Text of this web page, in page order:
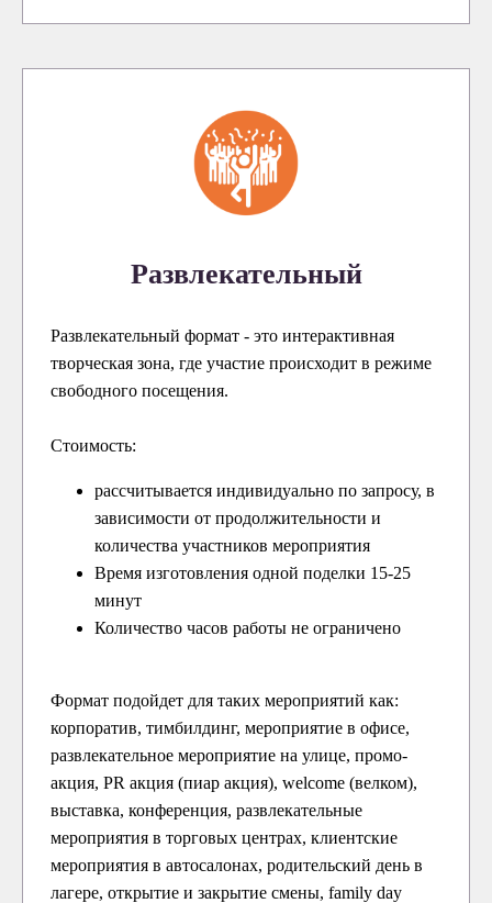
Развлекательный
Развлекательный формат - это интерактивная
творческая зона, где участие происходит в режиме
свободного посещения.
Стоимость:
рассчитывается индивидуально по запросу, в
зависимости от продолжительности и
количества участников мероприятия
Время изготовления одной поделки 15-25
минут
Количество часов работы не ограничено
Формат подойдет для таких мероприятий как:
корпоратив, тимбилдинг, мероприятие в офисе,
развлекательное мероприятие на улице, промо-
акция, PR акция (пиар акция), welcome (велком),
выставка, конференция, развлекательные
мероприятия в торговых центрах, клиентские
мероприятия в автосалонах, родительский день в
лагере, открытие и закрытие смены, family day